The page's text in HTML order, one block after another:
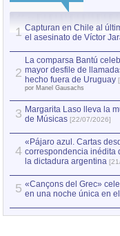
1 Capturan en Chile al
el asesinato de Víctor
2
La comparsa Bantú
mayor desfile de
hecho fuera de Uruguay
por Manel Gausachs
3 Margarita Laso lleva la
de Músicas [22/07/2026]
4
«Pájaro azul. Cartas
correspondencia inédita
la dictadura argentina
5 «Cançons del Grec»
en una noche única en